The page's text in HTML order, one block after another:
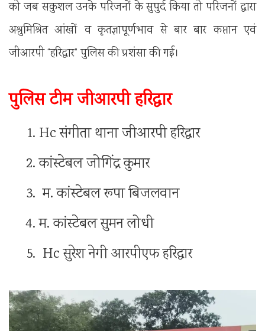
को जब सकुशल उनके परिजनों के सुपुर्द किया तो परिजनों द्वारा
अश्रुमिश्रित आंखों व कृतज्ञापूर्णभाव से बार बार कप्तान एवं
जीआरपी “हरिद्वार” पुलिस की प्रशंसा की गई।
पुलिस टीम जीआरपी हरिद्वार
Hc संगीता थाना जीआरपी हरिद्वार
कांस्टेबल जोगिंद्र कुमार
म. कांस्टेबल रूपा बिजलवान
म. कांस्टेबल सुमन लोधी
Hc सुरेश नेगी आरपीएफ हरिद्वार